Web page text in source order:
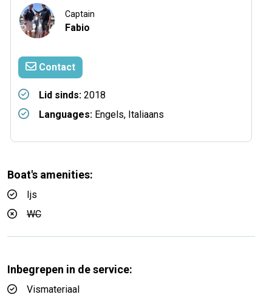
Captain
Fabio
Contact
Lid sinds: 2018
Languages: Engels, Italiaans
Boat's amenities:
Ijs
WC
Inbegrepen in de service:
Vismateriaal